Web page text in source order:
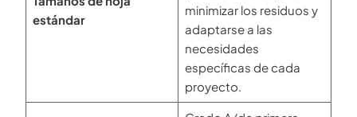
estándar
minimizar los residuos y
adaptarse a las
necesidades
específicas de cada
proyecto.